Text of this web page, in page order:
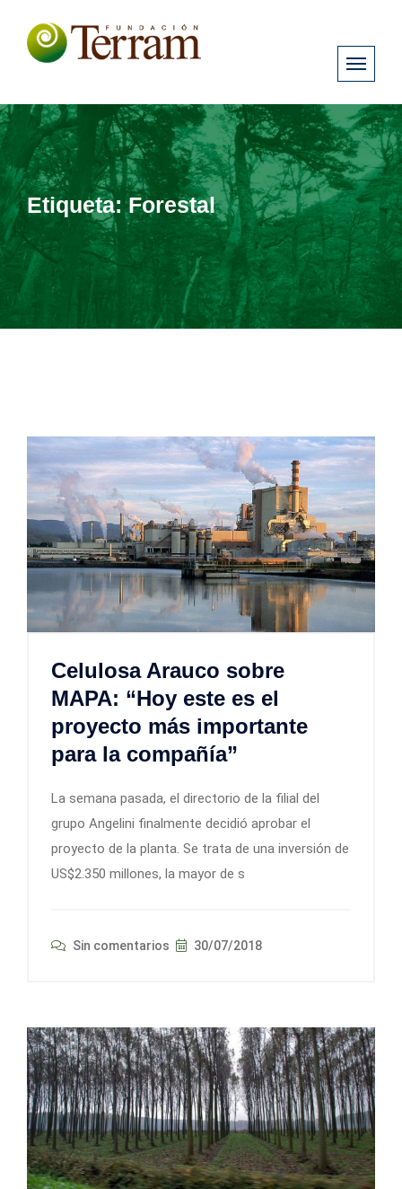
Etiqueta:Forestal
Celulosa Arauco sobre
MAPA: “Hoy este es el
proyecto más importante
para la compañía”
La semana pasada, el directorio de la filial del
grupo Angelini finalmente decidió aprobar el
proyecto de la planta. Se trata de una inversión de
US$2.350 millones, la mayor de s
Sin comentarios 30/07/2018